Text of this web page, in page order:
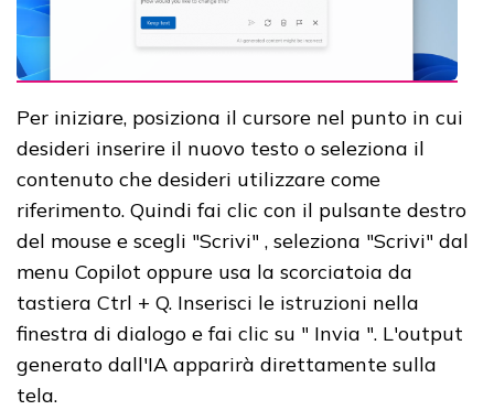
Per iniziare, posiziona il cursore nel punto in cui
desideri inserire il nuovo testo o seleziona il
contenuto che desideri utilizzare come
riferimento. Quindi fai clic con il pulsante destro
del mouse e scegli "Scrivi" , seleziona "Scrivi" dal
menu Copilot oppure usa la scorciatoia da
tastiera Ctrl + Q. Inserisci le istruzioni nella
finestra di dialogo e fai clic su " Invia ". L'output
generato dall'IA apparirà direttamente sulla
tela.